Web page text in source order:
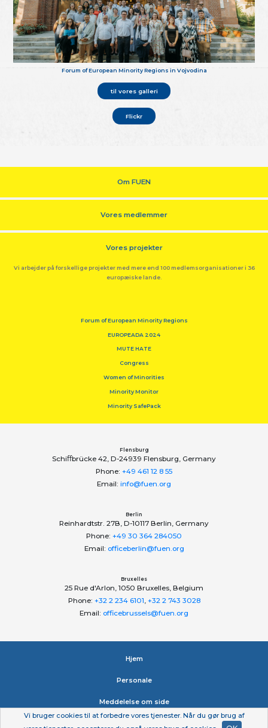
Forum of European Minority Regions in Vojvodina
til vores galleri
Flickr
Om FUEN
Vores medlemmer
Vores projekter
Vi arbejder på forskellige projekter med mere end 100 medlemsorganisationer i 36
europæiske lande.
Forum of European Minority Regions
EUROPEADA 2024
MUTE HATE
Congress
Women of Minorities
Minority Monitor
Minority SafePack
Flensburg
Schiﬀbrücke 42, D-24939 Flensburg, Germany
Phone: +49 461 12 8 55
Email: info@fuen.org
Berlin
Reinhardtstr. 27B, D-10117 Berlin, Germany
Phone: +49 30 364 284050
Email: officeberlin@fuen.org
Bruxelles
25 Rue d'Arlon, 1050 Bruxelles, Belgium
Phone: +32 2 234 6101 +32 2 743 3028
Email: officebrussels@fuen.org
Hjem
Personale
Meddelelse om side
Vi bruger cookies til at forbedre vores tjenester. Når du gør brug af